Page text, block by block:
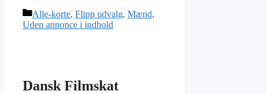
Kategorier
Alle-korte, Flipp udvalg, Mænd,
Uden annonce i indhold
Dansk Filmskat